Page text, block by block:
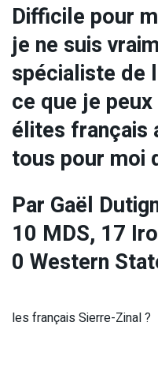
Difficile pour
je ne suis
spécialiste de
ce que je
élites français
tous pour moi
Par Gaël
10 MDS, 17
0 Western
les français Sierre-Zinal ?